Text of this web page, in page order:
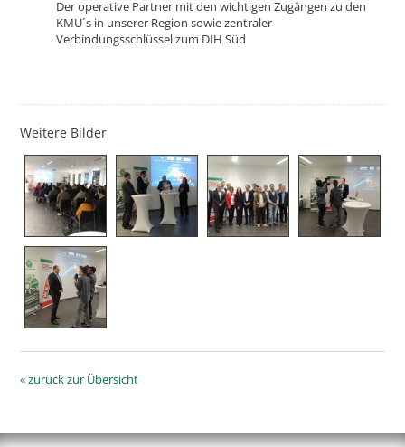
Der operative Partner mit den wichtigen Zugängen zu den
KMU´s in unserer Region sowie zentraler
Verbindungsschlüssel zum DIH Süd
Weitere Bilder
« zurück zur Übersicht